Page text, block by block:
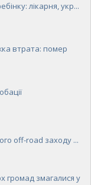
лікарня, укр...
втрата: помер
off-road заходу ...
громад змагалися у